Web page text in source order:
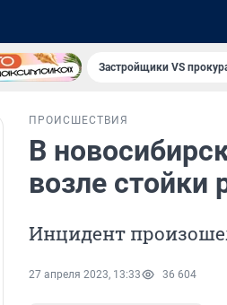
Застройщики VS
ПРОИСШЕСТВИЯ
В
возле стойки
Инцидент
27 апреля 2023, 13:33 36 604